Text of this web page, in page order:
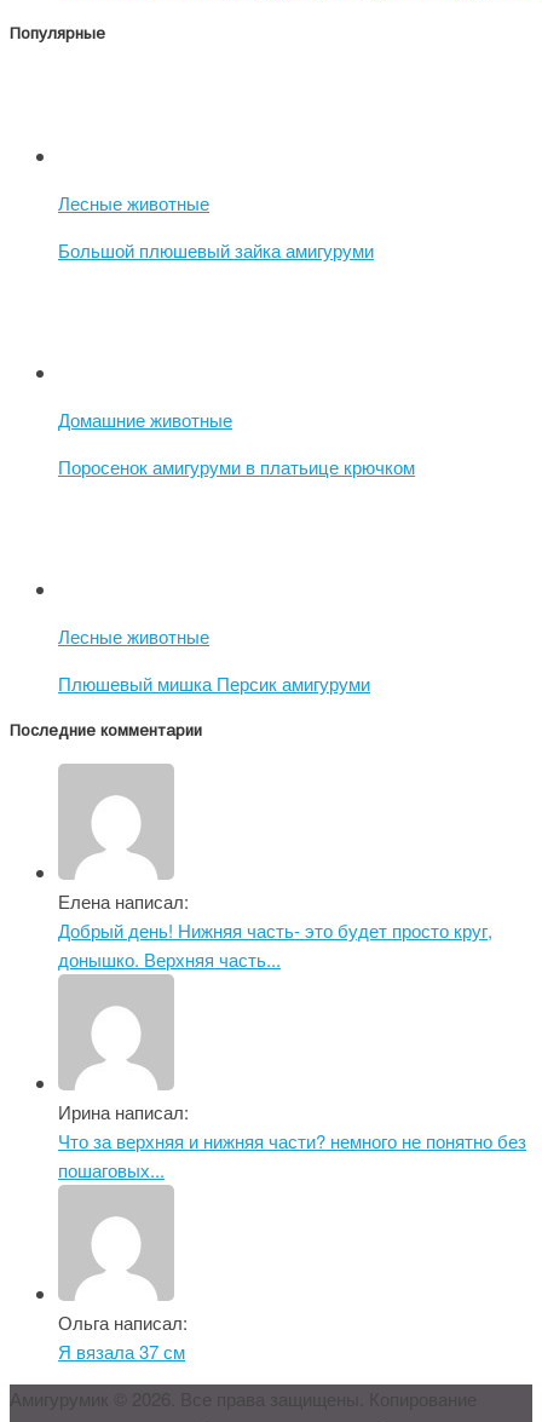
Популярные
Лесные животные
Большой плюшевый зайка амигуруми
Домашние животные
Поросенок амигуруми в платьице крючком
Лесные животные
Плюшевый мишка Персик амигуруми
Последние комментарии
Елена написал:
Добрый день! Нижняя часть- это будет просто круг,
донышко. Верхняя часть...
Ирина написал:
Что за верхняя и нижняя части? немного не понятно без
пошаговых...
Ольга написал:
Я вязала 37 см
Амигурумик © 2026. Все права защищены. Копирование